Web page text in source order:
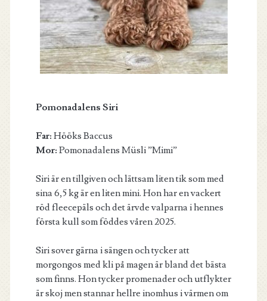
Pomonadalens Siri
Far: Hööks Baccus
Mor: Pomonadalens Müsli ”Mimi”
Siri är en tillgiven och lättsam liten tik som med
sina 6,5 kg är en liten mini. Hon har en vackert
röd fleecepäls och det ärvde valparna i hennes
första kull som föddes våren 2025.
Siri sover gärna i sängen och tycker att
morgongos med kli på magen är bland det bästa
som finns. Hon tycker promenader och utflykter
är skoj men stannar hellre inomhus i värmen om